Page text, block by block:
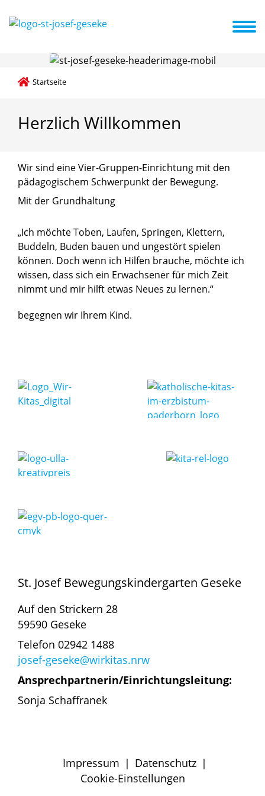
Kooperationspartner
Startseite
Herzlich Willkommen
Wir sind eine Vier-Gruppen-Einrichtung mit den
pädagogischem Schwerpunkt der Bewegung.
Mit der Grundhaltung
„Ich möchte Toben, Laufen, Springen, Klettern,
Buddeln, Buden bauen und ungestört spielen
können. Doch wenn ich Hilfen brauche, möchte ich
wissen, dass sich ein Erwachsener für mich Zeit
nimmt und mir hilft etwas Neues zu lernen.“
begegnen wir Ihrem Kind.
St. Josef Bewegungskindergarten Geseke
Auf den Strickern 28
59590 Geseke
Telefon 02942 1488
josef-geseke@wirkitas.nrw
Ansprechpartnerin/Einrichtungsleitung:
Sonja Schaffranek
Impressum | Datenschutz |
Cookie-Einstellungen